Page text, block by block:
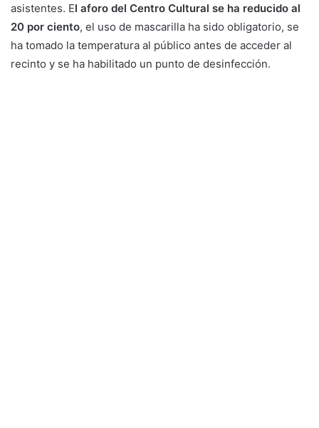
asistentes. El aforo del Centro Cultural se ha reducido al
20 por ciento, el uso de mascarilla ha sido obligatorio, se
ha tomado la temperatura al público antes de acceder al
recinto y se ha habilitado un punto de desinfección.